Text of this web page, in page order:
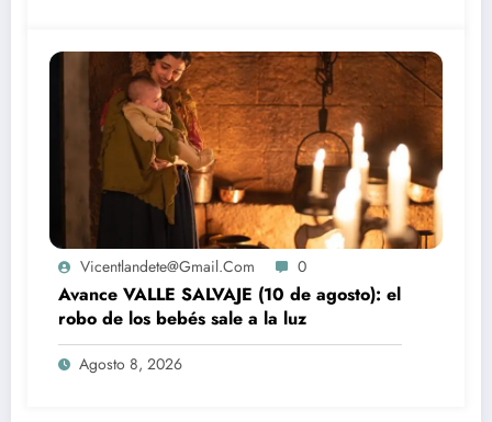
Vicentlandete@gmail.com 0
Avance VALLE SALVAJE (10 de agosto): el
robo de los bebés sale a la luz
Agosto 8, 2026